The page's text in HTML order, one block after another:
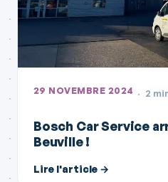
29 NOVEMBRE 2024 2
Bosch Car Service
Beuville !
Lire l'article →